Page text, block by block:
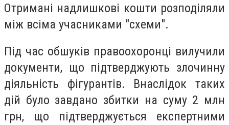
Отримані надлишкові кошти розподіляли
між всіма учасниками "схеми".
Під час обшуків правоохоронці вилучили
документи, що підтверджують злочинну
діяльність фігурантів. Внаслідок таких
дій було завдано збитки на суму 2 млн
грн, що підтверджується експертними